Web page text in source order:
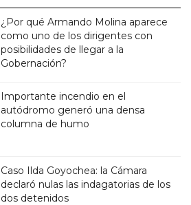
¿Por qué Armando Molina aparece
como uno de los dirigentes con
posibilidades de llegar a la
Gobernación?
Importante incendio en el
autódromo generó una densa
columna de humo
Caso Ilda Goyochea: la Cámara
declaró nulas las indagatorias de los
dos detenidos